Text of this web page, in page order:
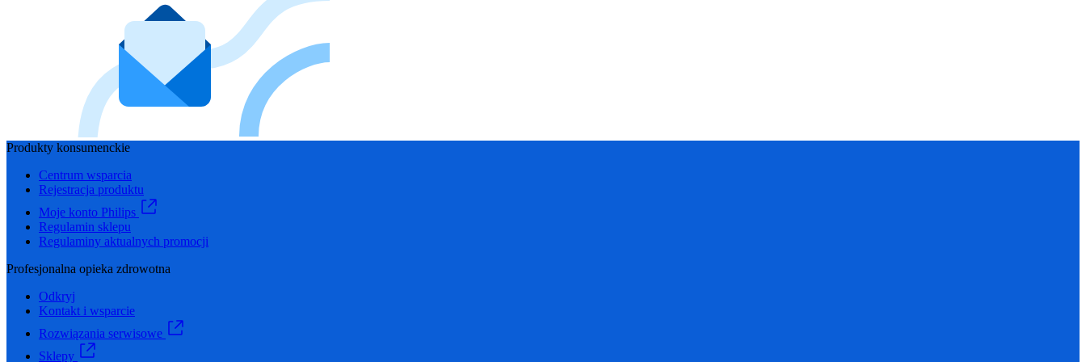
Produkty konsumenckie
Centrum wsparcia
Rejestracja produktu
Moje konto Philips
Regulamin sklepu
Regulaminy aktualnych promocji
Profesjonalna opieka zdrowotna
Odkryj
Kontakt i wsparcie
Rozwiązania serwisowe
Sklepy